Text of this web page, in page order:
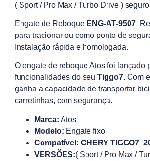
( Sport / Pro Max / Turbo Drive )
Engate de Reboque ENG-AT-9507
para tracionar ou como ponto de
Instalação rápida e homologada.
O engate de reboque Atos foi lançado
funcionalidades do seu Tiggo7. Com
ganha a capacidade de transportar
carretinhas, com segurança.
Marca: Atos
Modelo: Engate fixo
Compatível: CHERY TIGGO7
VERSÕES:( Sport / Pro Max /